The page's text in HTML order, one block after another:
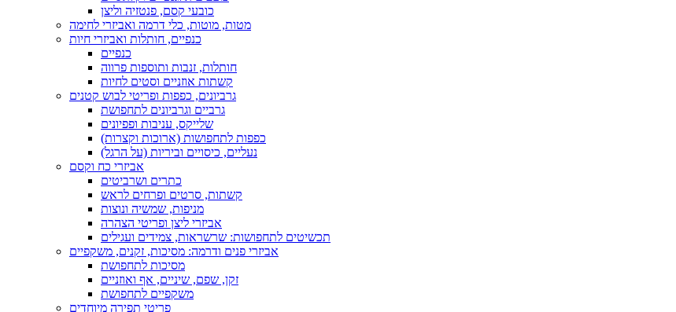
כובעי קסם, פנטזיה וליצן
מטות, מוטות, כלי דרמה ואביזרי לחימה
כנפיים, חותלות ואביזרי חיות
כנפיים
חותלות, זנבות ותוספות פרווה
קשתות אוזניים וסטים לחיות
גרביונים, כפפות ופריטי לבוש קטנים
גרביים וגרביונים לתחפושת
שלייקס, עניבות ופפיונים
כפפות לתחפושות (ארוכות וקצרות)
נעליים, כיסויים וביריות (על הרגל)
אביזרי כח וקסם
כתרים ושרביטים
קשתות, סרטים ופרחים לראש
מניפות, שמשיה ונוצות
אביזרי ליצן ופריטי הצהרה
תכשיטים לתחפושות: שרשראות, צמידים ועגילים
אביזרי פנים ודרמה: מסיכות, זקנים, משקפיים
מסיכות לתחפושת
זקן, שפם, שיניים, אף ואוזניים
משקפיים לתחפושת
פריטי תפירה מיוחדים